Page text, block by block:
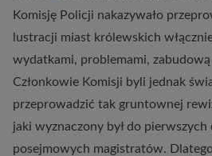
Komisję Policji nakazywało
lustracji miast królewskich
wydatkami, problemami,
Członkowie Komisji byli jednak
przeprowadzić tak gruntownej
jaki wyznaczony był do pierwszych
posejmowych magistratów.